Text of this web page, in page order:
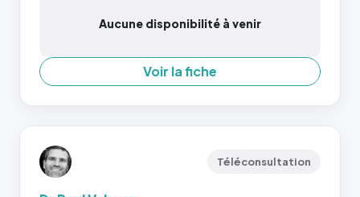
Aucune disponibilité à venir
Voir la fiche
Téléconsultation